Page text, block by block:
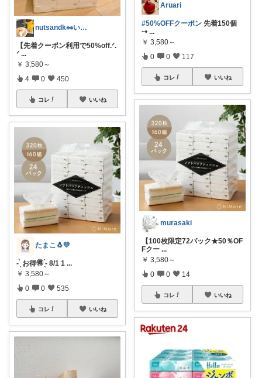
nutsandk🥜いつも感謝です◡̈♡
【先着クーポン利用で50%off.ᐟ.
ᐟ ...
￥ 3,580～
4 0 450
コレ いいね
たまこ🐧💛
- ̗̀ お得🉐 ̖́- 8/1 1 ...
￥ 3,580～
0 0 535
コレ いいね
Aruari
#50%OFFクーポン 先着150個
⇢ ...
￥ 3,580～
0 0 117
コレ いいね
murasaki
【100枚限定72パック★50％OF
Fクー ...
￥ 3,580～
0 0 14
コレ いいね